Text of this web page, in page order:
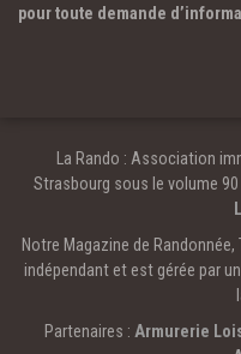
pour toute demande
La Rando : Association
Strasbourg sous le volume 90
Notre Magazine de
indépendant et est gérée par
Partenaires : Armurerie